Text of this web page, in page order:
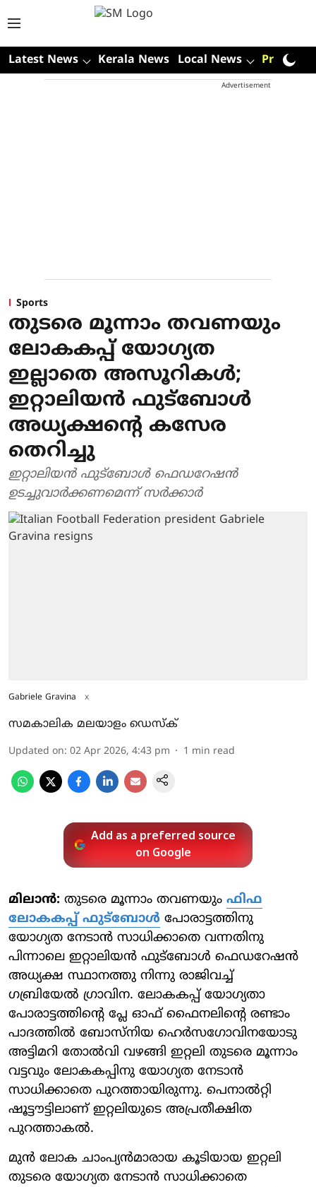
Latest News Kerala News Local News Premium
Advertisement
Sports
തുടരെ മൂന്നാം തവണയും
ലോകകപ്പ് യോഗ്യത
ഇല്ലാതെ അസൂറികള്‍;
ഇറ്റാലിയന്‍ ഫുട്‌ബോള്‍
അധ്യക്ഷന്റെ കസേര
തെറിച്ചു
ഇറ്റാലിയന്‍ ഫുട്‌ബോള്‍ ഫെഡറേഷന്‍
ഉടച്ചുവാര്‍ക്കണമെന്ന് സര്‍ക്കാര്‍
Gabriele Gravina x
സമകാലിക മലയാളം ഡെസ്ക്
Updated on: 02 Apr 2026, 4:43 pm 1 min read
Add as a preferred source
on Google
മിലാന്‍: തുടരെ മൂന്നാം തവണയും ഫിഫ
ലോകകപ്പ് ഫുട്‌ബോള്‍ പോരാട്ടത്തിനു
യോഗ്യത നേടാന്‍ സാധിക്കാതെ വന്നതിനു
പിന്നാലെ ഇറ്റാലിയന്‍ ഫുട്‌ബോള്‍ ഫെഡറേഷന്‍
അധ്യക്ഷ സ്ഥാനത്തു നിന്നു രാജിവച്ച്
ഗബ്രിയേല്‍ ഗ്രാവിന. ലോകകപ്പ് യോഗ്യതാ
പോരാട്ടത്തിന്റെ പ്ലേ ഓഫ് ഫൈനലിന്റെ രണ്ടാം
പാദത്തില്‍ ബോസ്‌നിയ ഹെര്‍സഗോവിനയോടു
അട്ടിമറി തോല്‍വി വഴങ്ങി ഇറ്റലി തുടരെ മൂന്നാം
വട്ടവും ലോകകപ്പിനു യോഗ്യത നേടാന്‍
സാധിക്കാതെ പുറത്തായിരുന്നു. പെനാല്‍റ്റി
ഷൂട്ടൗട്ടിലാണ് ഇറ്റലിയുടെ അപ്രതീക്ഷിത
പുറത്താകല്‍.
മുന്‍ ലോക ചാംപ്യന്‍മാരായ കൂടിയായ ഇറ്റലി
തുടരെ യോഗ്യത നേടാന്‍ സാധിക്കാതെ